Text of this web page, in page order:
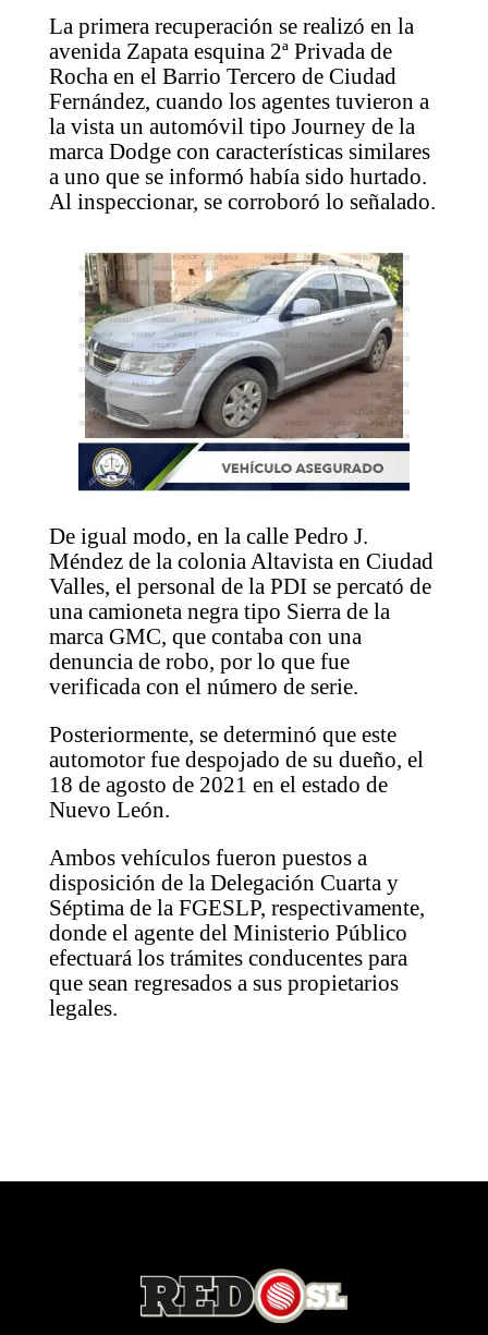
La primera recuperación se realizó en la
avenida Zapata esquina 2ª Privada de
Rocha en el Barrio Tercero de Ciudad
Fernández, cuando los agentes tuvieron a
la vista un automóvil tipo Journey de la
marca Dodge con características similares
a uno que se informó había sido hurtado.
Al inspeccionar, se corroboró lo señalado.
De igual modo, en la calle Pedro J.
Méndez de la colonia Altavista en Ciudad
Valles, el personal de la PDI se percató de
una camioneta negra tipo Sierra de la
marca GMC, que contaba con una
denuncia de robo, por lo que fue
verificada con el número de serie.
Posteriormente, se determinó que este
automotor fue despojado de su dueño, el
18 de agosto de 2021 en el estado de
Nuevo León.
Ambos vehículos fueron puestos a
disposición de la Delegación Cuarta y
Séptima de la FGESLP, respectivamente,
donde el agente del Ministerio Público
efectuará los trámites conducentes para
que sean regresados a sus propietarios
legales.